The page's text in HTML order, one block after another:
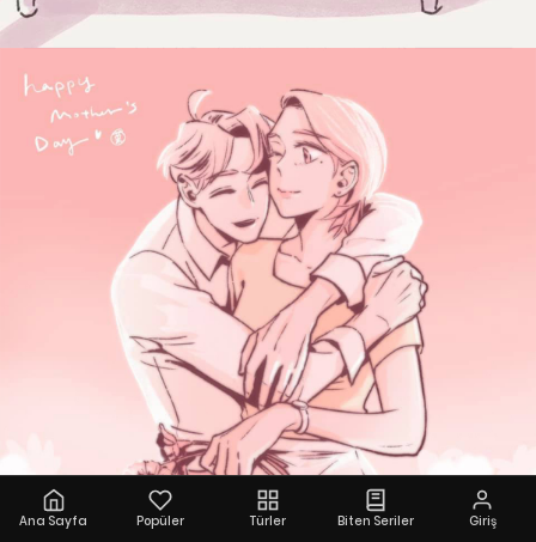
Ana Sayfa Popüler Türler Biten Seriler Giriş